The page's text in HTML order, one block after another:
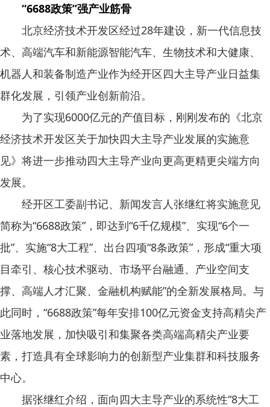
“6688政策”强产业筋骨
北京经济技术开发区经过28年建设，新一代信息技
术、高端汽车和新能源智能汽车、生物技术和大健康、
机器人和装备制造产业作为经开区四大主导产业日益集
群化发展，引领产业创新前沿。
为了实现6000亿元的产值目标，刚刚发布的《北京
经济技术开发区关于加快四大主导产业发展的实施意
见》将进一步推动四大主导产业向更高更精更尖端方向
发展。
经开区工委副书记、新闻发言人张继红将实施意见
简称为“6688政策”，即达到“6千亿规模”、实现“6个一
批”、实施“8大工程”、出台四项“8条政策”，形成“重大项
目牵引、核心技术驱动、市场平台融通、产业空间支
撑、高端人才汇聚、金融机构赋能”的全新发展格局。与
此同时，“6688政策”每年安排100亿元资金支持高精尖产
业落地发展，加快吸引和集聚各类高端高精尖产业要
素，打造具有全球影响力的创新型产业集群和科技服务
中心。
据张继红介绍，面向四大主导产业的系统性“8大工